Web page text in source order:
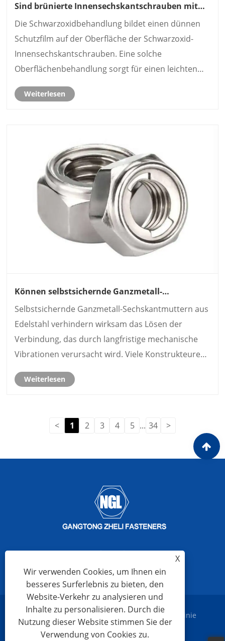
Sind brünierte Innensechskantschrauben mit
Geräte zuverlässig?
Die Schwarzoxidbehandlung bildet einen dünnen
Schutzfilm auf der Oberfläche der Schwarzoxid-
Innensechskantschrauben. Eine solche
Oberflächenbehandlung sorgt für einen leichten
Rostschutz in trockenen Innenräumen.
Weiterlesen
Können selbstsichernde Ganzmetall-
Temperaturen und kontinuierlichen Vibrationen
zuverlässig funktionieren?
Selbstsichernde Ganzmetall-Sechskantmuttern aus
Edelstahl verhindern wirksam das Lösen der
Verbindung, das durch langfristige mechanische
Vibrationen verursacht wird. Viele Konstrukteure
ersetzen Nylon-Sicherungsmuttern für
Hochtemperaturgeräte durch dieses
Weiterlesen
< 1 2 3 4 5 ... 34 >
X
Wir verwenden Cookies, um Ihnen ein
besseres Surferlebnis zu bieten, den
Website-Verkehr zu analysieren und
Inhalte zu personalisieren. Durch die
Nutzung dieser Website stimmen Sie der
Verwendung von Cookies zu.
Links Sitemap RSS XML Datenschutzrichtlinie